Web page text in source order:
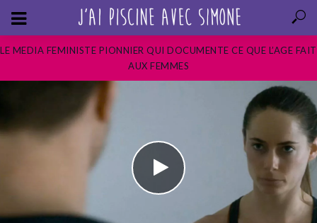
LE MEDIA FEMINISTE PIONNIER QUI DOCUMENTE CE QUE L’AGE FAIT
AUX FEMMES